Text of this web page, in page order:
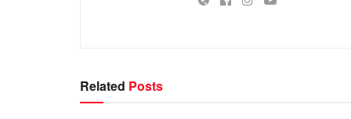
Related Posts